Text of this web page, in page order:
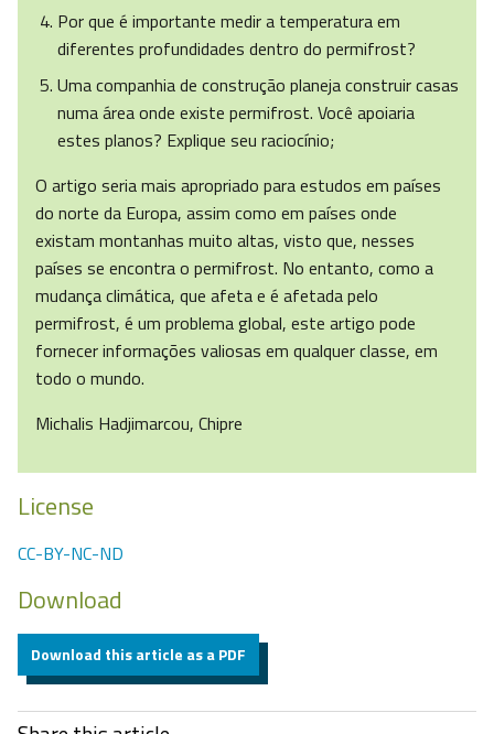
Por que é importante medir a temperatura em
diferentes profundidades dentro do permifrost?
Uma companhia de construção planeja construir casas
numa área onde existe permifrost. Você apoiaria
estes planos? Explique seu raciocínio;
O artigo seria mais apropriado para estudos em países
do norte da Europa, assim como em países onde
existam montanhas muito altas, visto que, nesses
países se encontra o permifrost. No entanto, como a
mudança climática, que afeta e é afetada pelo
permifrost, é um problema global, este artigo pode
fornecer informações valiosas em qualquer classe, em
todo o mundo.
Michalis Hadjimarcou, Chipre
License
CC-BY-NC-ND
Download
Download this article as a PDF